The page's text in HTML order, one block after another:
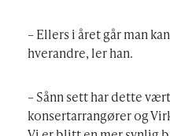
– Ellers i året går man
hverandre, ler han.
– Sånn sett har dette
konsertarrangører og